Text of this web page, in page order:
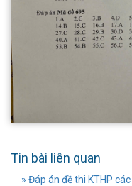
Tin bài liên quan
» Đáp án đề thi KTHP